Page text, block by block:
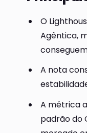
O
Agêntica,
A nota
A métrica
padrão do